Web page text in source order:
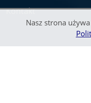
Nasz strona
Kontakt